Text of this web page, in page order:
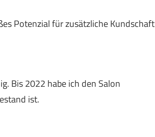
Potenzial für zusätzliche Kundschaft
Bis 2022 habe ich den Salon
ist.